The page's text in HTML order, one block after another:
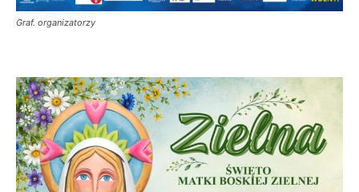
Graf. organizatorzy